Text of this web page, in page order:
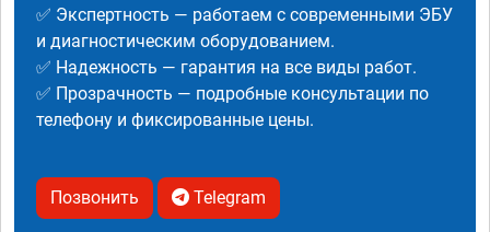
✅ Экспертность — работаем с современными ЭБУ
и диагностическим оборудованием.
✅ Надежность — гарантия на все виды работ.
✅ Прозрачность — подробные консультации по
телефону и фиксированные цены.
Позвонить Telegram